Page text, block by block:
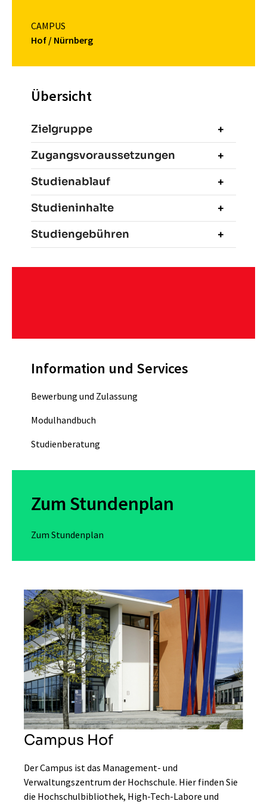
Übersicht
Zielgruppe
Zugangsvoraussetzungen
Studienablauf
Studieninhalte
Studiengebühren
CAMPUS
Hof / Nürnberg
Information und Services
Bewerbung und Zulassung
Modulhandbuch
Studienberatung
Zum Stundenplan
Zum Stundenplan
Campus Hof
Der Campus ist das Management- und
Verwaltungszentrum der Hochschule. Hier finden Sie
die Hochschulbibliothek, High-Tech-Labore und